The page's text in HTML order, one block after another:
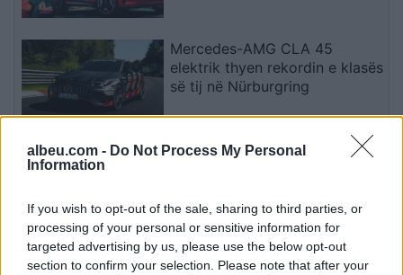
albeu.com - Do Not Process My Personal
Information
If you wish to opt-out of the sale, sharing to third parties, or
processing of your personal or sensitive information for
targeted advertising by us, please use the below opt-out
section to confirm your selection. Please note that after your
Mercedes-AMG CLA 45
elektrik thyen rekordin e klasës
së tij në Nürburgring
Teleskopi më i fuqishëm diellor